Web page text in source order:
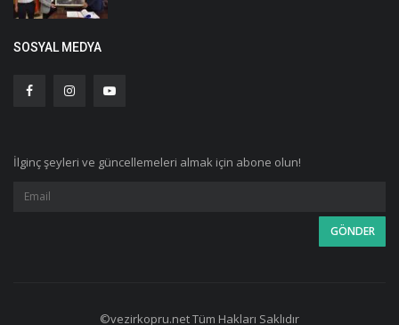
SOSYAL MEDYA
İlginç şeyleri ve güncellemeleri almak için abone olun!
©vezirkopru.net Tüm Hakları Saklıdır